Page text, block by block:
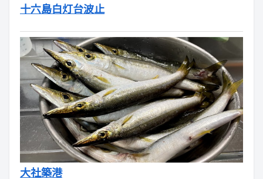
十六島白灯台波止
大社築港